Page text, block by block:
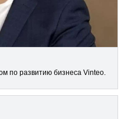
по развитию бизнеса Vinteo.